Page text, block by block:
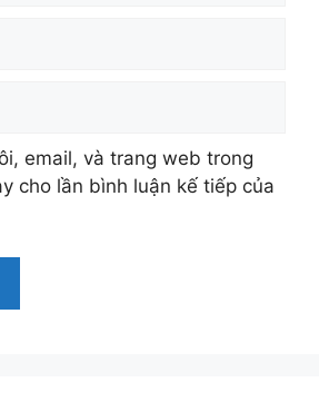
email, và trang web trong
cho lần bình luận kế tiếp của